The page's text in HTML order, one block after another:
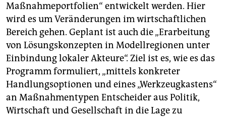
Maßnahmeportfolien“ entwickelt werden. Hier
wird es um Veränderungen im wirtschaftlichen
Bereich gehen. Geplant ist auch die „Erarbeitung
von Lösungskonzepten in Modellregionen unter
Einbindung lokaler Akteure“. Ziel ist es, wie es das
Programm formuliert, „mittels konkreter
Handlungsoptionen und eines „Werkzeugkastens“
an Maßnahmentypen Entscheider aus Politik,
Wirtschaft und Gesellschaft in die Lage zu